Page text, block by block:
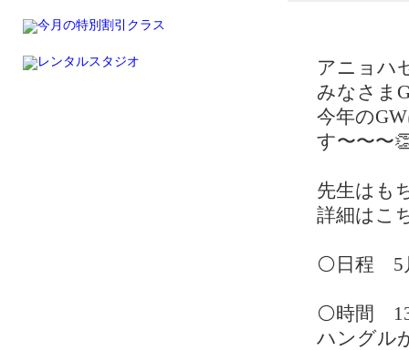
アニョハ
みなさま
今年の
す〜〜〜
先生はも
詳細はこ
⚪️日程 5
⚪️時間
ハングル